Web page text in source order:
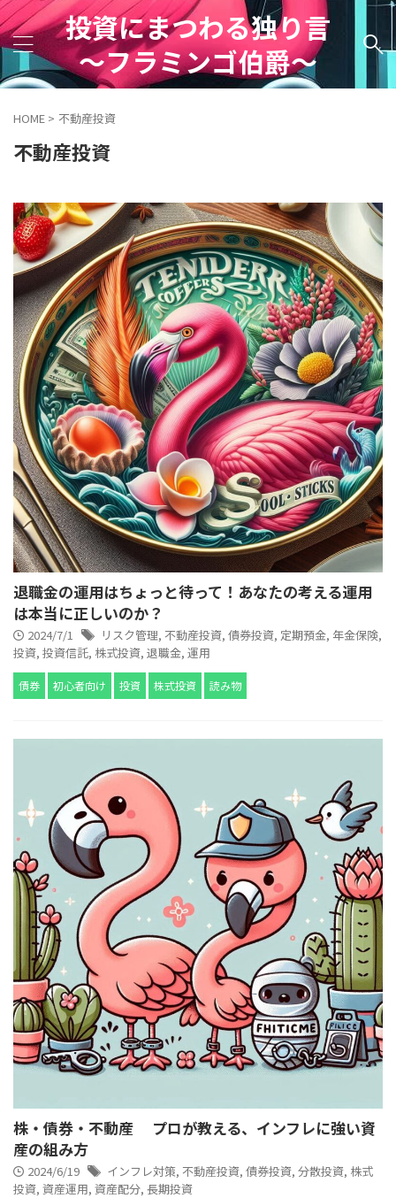
投資にまつわる独り言
～フラミンゴ伯爵～
HOME > 不動産投資
不動産投資
退職金の運用はちょっと待って！あなたの考える運用
は本当に正しいのか？
2024/7/1 リスク管理, 不動産投資, 債券投資, 定期預金, 年金保険,
投資, 投資信託, 株式投資, 退職金, 運用
債券 初心者向け 投資 株式投資 読み物
株・債券・不動産 プロが教える、インフレに強い資
産の組み方
2024/6/19 インフレ対策, 不動産投資, 債券投資, 分散投資, 株式
投資, 資産運用, 資産配分, 長期投資